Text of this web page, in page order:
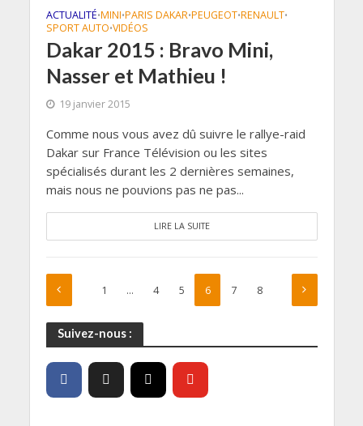
ACTUALITÉ•MINI•PARIS DAKAR•PEUGEOT•RENAULT•
SPORT AUTO•VIDÉOS
Dakar 2015 : Bravo Mini,
Nasser et Mathieu !
19 janvier 2015
Comme nous vous avez dû suivre le rallye-raid
Dakar sur France Télévision ou les sites
spécialisés durant les 2 dernières semaines,
mais nous ne pouvions pas ne pas...
LIRE LA SUITE
1 … 4 5 6 7 8
Suivez-nous :